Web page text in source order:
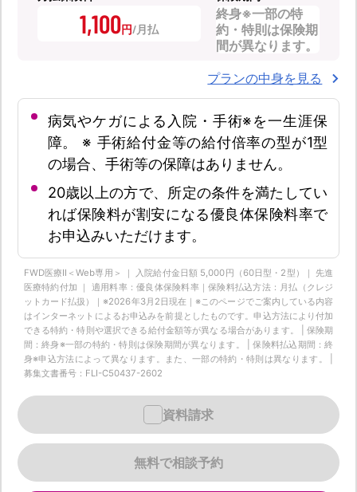
1,100円
終身※一部の特
約・特則は保険期
間が異なります。
プランの中身を見る
病気やケガによる入院・手術※を一生涯保
障。 ※ 手術給付金等の給付倍率の型が1型
の場合、手術等の保障はありません。
20歳以上の方で、所定の条件を満たしてい
れば保険料が割安になる優良体保険料率で
お申込みいただけます。
FWD医療Ⅱ＜Web専用＞ ｜ 入院給付金日額 5,000円（60日型・2型）｜ 先進
医療特約付加 ｜ 適用料率：優良体保険料率｜保険料払込方法：月払（クレジ
ットカード払扱）｜※2026年3月2日現在｜※このページでご案内している内容
はインターネットによるお申込みを前提としたものです。申込方法により付加
できる特約・特則や選択できる給付金額等が異なる場合があります。 | 保険期
間：終身※一部の特約・特則は保険期間が異なります。 | 保険料払込期間：終
身※申込方法によって異なります。また、一部の特約・特則は異なります。 |
募集文書番号：FLI-C50437-2602
無料で相談予約
資料請求